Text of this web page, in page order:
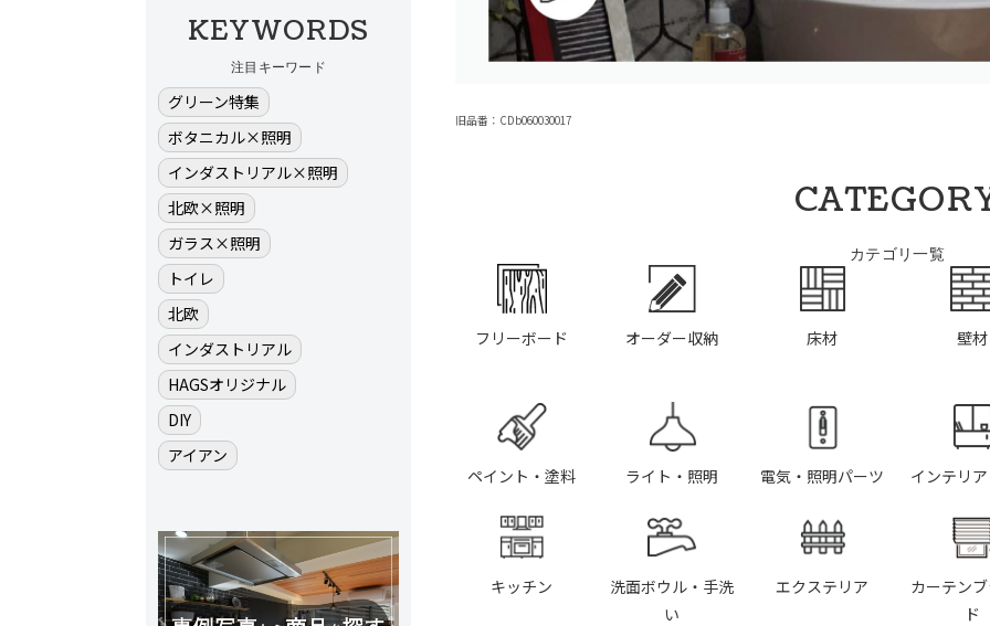
旧品番：CDb060030017
カテゴリ一覧
フリーボード オーダー収納 床材 壁材
ペイント・塗料 ライト・照明 電気・照明パーツ インテリ
キッチン
洗面ボウル・手洗
い
エクステリア
カーテン
ド
KEYWORDS
注目キーワード
グリーン特集
ボタニカル×照明
インダストリアル×照明
北欧×照明
ガラス×照明
トイレ
北欧
インダストリアル
HAGSオリジナル
DIY
アイアン